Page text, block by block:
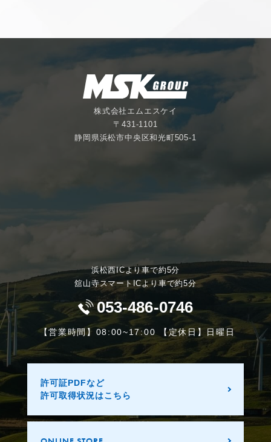
株式会社エムエスケイ
〒431-1101
静岡県浜松市中央区和光町505-1
浜松西ICより車で約5分
舘山寺スマートICより車で約5分
053-486-0746
【営業時間】08:00~17:00 【定休日】日曜日
許可証PDFなど
許可取得状況はこちら